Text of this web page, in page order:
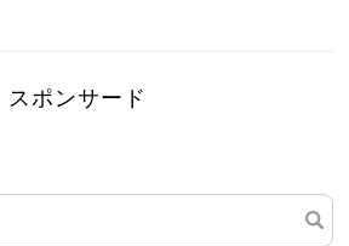
スポンサード